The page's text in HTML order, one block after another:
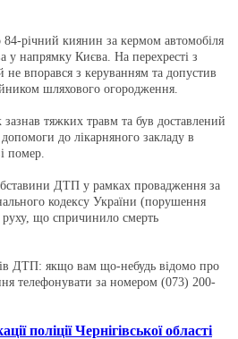
річний киянин за кермом автомобіля
у напрямку Києва. На перехресті з
не впорався з керуванням та допустив
шляхового огородження.
зазнав тяжких травм та був доставлений
до лікарняного закладу в
помер.
ДТП у рамках провадження за
кодексу України (порушення
що спричинило смерть
ДТП: якщо вам що-небудь відомо про
телефонувати за номером (073) 200-
поліції Чернігівської області